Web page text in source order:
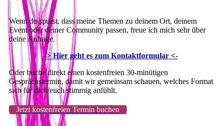
Wenn du spürst, dass meine Themen zu deinem Ort, deinem
Event oder deiner Community passen, freue ich mich sehr über
deine Anfrage.
-> Hier geht es zum Kontaktformular <-
Oder buche direkt einen kostenfreien 30-minütigen
Gesprächstermin, damit wir gemeinsam schauen, welches Format
sich für dich/euch stimmig anfühlt.
Jetzt kostenfreien Termin buchen